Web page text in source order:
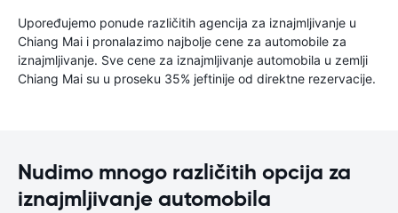
Upoređujemo ponude različitih agencija za iznajmljivanje u
Chiang Mai i pronalazimo najbolje cene za automobile za
iznajmljivanje. Sve cene za iznajmljivanje automobila u zemlji
Chiang Mai su u proseku 35% jeftinije od direktne rezervacije.
Nudimo mnogo različitih opcija za
iznajmljivanje automobila